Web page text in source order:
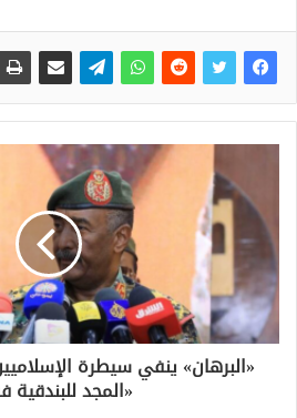
«البرهان» ينفي سيطرة
«المجد